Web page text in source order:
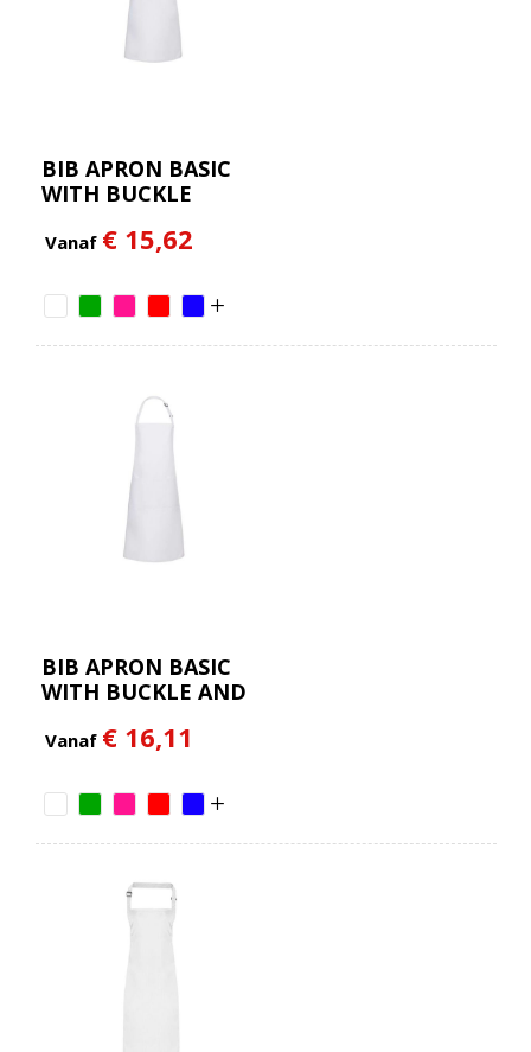
BIB APRON BASIC
WITH BUCKLE
Vanaf € 15,62
BIB APRON BASIC
WITH BUCKLE AND
Vanaf € 16,11